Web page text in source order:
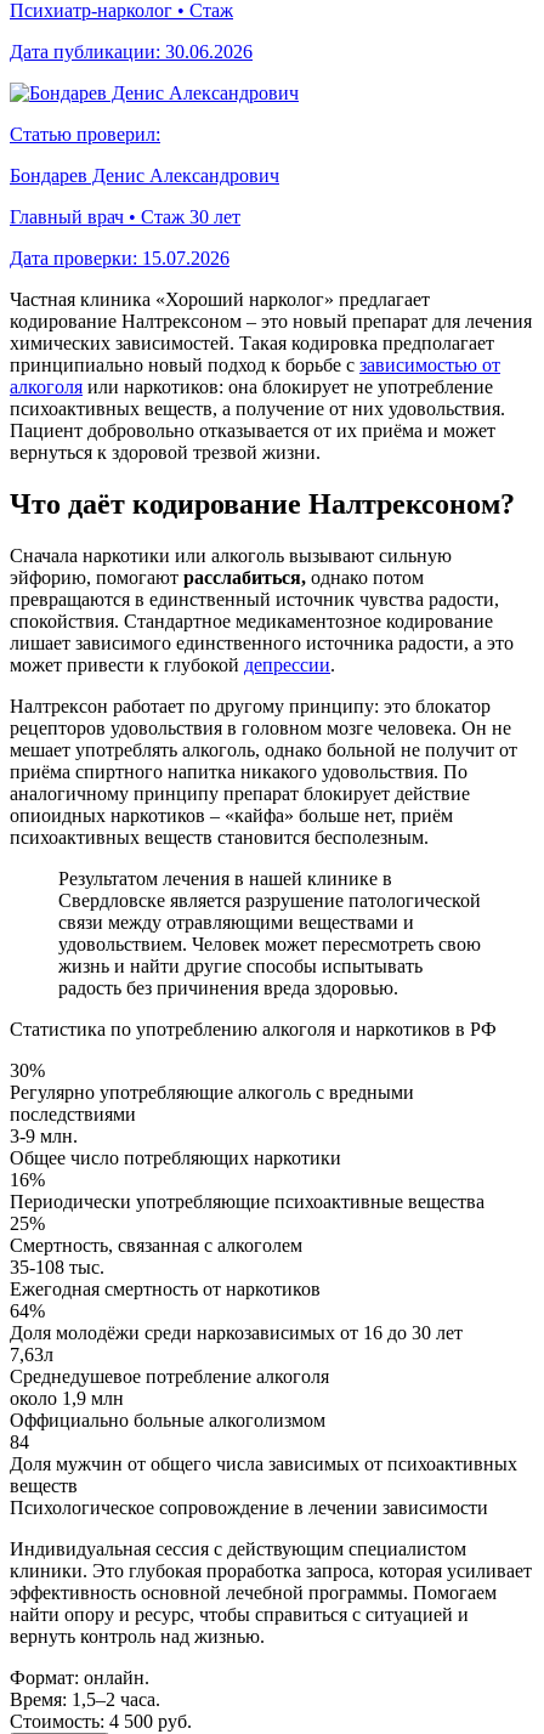
Психиатр-нарколог • Стаж
Дата публикации: 30.06.2026
Статью проверил:
Бондарев Денис Александрович
Главный врач • Стаж 30 лет
Дата проверки: 15.07.2026
Частная клиника «Хороший нарколог» предлагает
кодирование Налтрексоном – это новый препарат для лечения
химических зависимостей. Такая кодировка предполагает
принципиально новый подход к борьбе с зависимостью от
алкоголя или наркотиков: она блокирует не употребление
психоактивных веществ, а получение от них удовольствия.
Пациент добровольно отказывается от их приёма и может
вернуться к здоровой трезвой жизни.
Что даёт кодирование Налтрексоном?
Сначала наркотики или алкоголь вызывают сильную
эйфорию, помогают расслабиться, однако потом
превращаются в единственный источник чувства радости,
спокойствия. Стандартное медикаментозное кодирование
лишает зависимого единственного источника радости, а это
может привести к глубокой депрессии.
Налтрексон работает по другому принципу: это блокатор
рецепторов удовольствия в головном мозге человека. Он не
мешает употреблять алкоголь, однако больной не получит от
приёма спиртного напитка никакого удовольствия. По
аналогичному принципу препарат блокирует действие
опиоидных наркотиков – «кайфа» больше нет, приём
психоактивных веществ становится бесполезным.
Результатом лечения в нашей клинике в
Свердловске является разрушение патологической
связи между отравляющими веществами и
удовольствием. Человек может пересмотреть свою
жизнь и найти другие способы испытывать
радость без причинения вреда здоровью.
Статистика по употреблению алкоголя и наркотиков в РФ
30%
Регулярно употребляющие алкоголь с вредными
последствиями
3-9 млн.
Общее число потребляющих наркотики
16%
Периодически употребляющие психоактивные вещества
25%
Смертность, связанная с алкоголем
35-108 тыс.
Ежегодная смертность от наркотиков
64%
Доля молодёжи среди наркозависимых от 16 до 30 лет
7,63л
Среднедушевое потребление алкоголя
около 1,9 млн
Оффициально больные алкоголизмом
84
Доля мужчин от общего числа зависимых от психоактивных
веществ
Психологическое сопровождение в лечении зависимости
Индивидуальная сессия с действующим специалистом
клиники. Это глубокая проработка запроса, которая усиливает
эффективность основной лечебной программы. Помогаем
найти опору и ресурс, чтобы справиться с ситуацией и
вернуть контроль над жизнью.
Формат: онлайн.
Время: 1,5–2 часа.
Стоимость: 4 500 руб.